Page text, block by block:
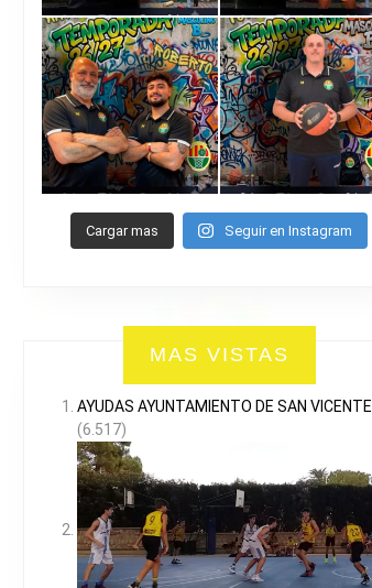
Cargar mas Seguir en Instagram
MAS VISTAS
AYUDAS AYUNTAMIENTO DE SAN VICENTE
(6.517)